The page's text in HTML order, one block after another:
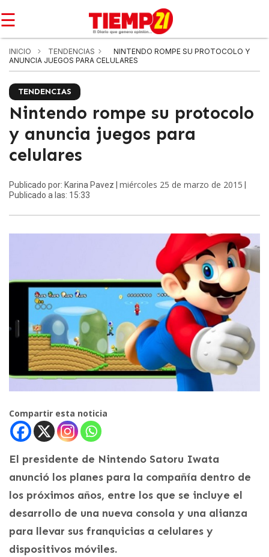
☰
INICIO TENDENCIAS
NINTENDO ROMPE SU PROTOCOLO Y
ANUNCIA JUEGOS PARA CELULARES
TENDENCIAS
Nintendo rompe su protocolo
y anuncia juegos para
celulares
Publicado por: Karina Pavez | miércoles 25 de marzo de 2015
Publicado a las: 15:33
Compartir esta noticia
El presidente de Nintendo Satoru Iwata
anunció los planes para la compañía dentro de
los próximos años, entre los que se incluye el
desarrollo de una nueva consola y una alianza
para llevar sus franquicias a celulares y
dispositivos móviles.